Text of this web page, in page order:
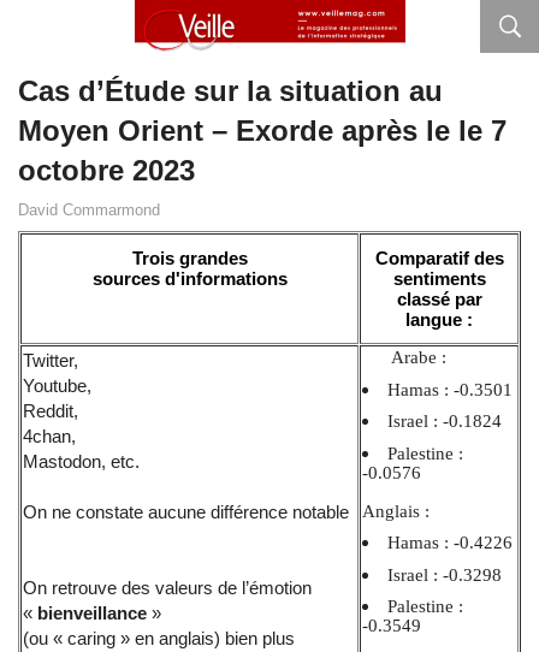
Cas d’Étude sur la situation au
Moyen Orient – Exorde après le le 7
octobre 2023
David Commarmond
Trois grandes
sources d'informations
Comparatif des
sentiments
classé par
langue :
Twitter,
Youtube,
Reddit,
4chan,
Mastodon, etc.
On ne constate aucune différence notable
On retrouve des valeurs de l’émotion
« bienveillance »
(ou « caring » en anglais) bien plus
Arabe :
Hamas : -0.3501
Israel : -0.1824
Palestine :
-0.0576
Anglais :
Hamas : -0.4226
Israel : -0.3298
Palestine :
-0.3549